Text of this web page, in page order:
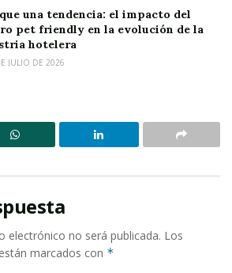
una tendencia: el impacto del
pet friendly en la evolución de la
hotelera
JULIO DE 2026
electrónico no será publicada. Los
marcados con *